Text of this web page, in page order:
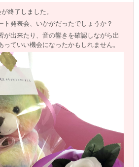
終了しました。
ト発表会、いかがだったでしょうか？
が出来たり、音の響きを確認しながら出
ていい機会になったかもしれません。